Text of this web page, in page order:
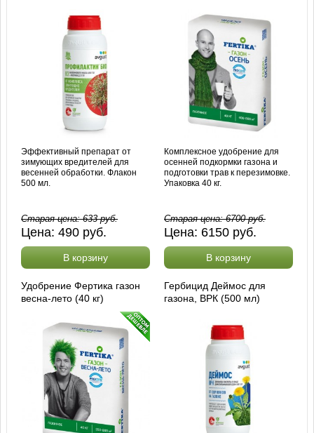
Эффективный препарат от
зимующих вредителей для
весенней обработки. Флакон
500 мл.
Старая цена:633руб.
Цена:490 руб.
В корзину
Комплексное удобрение для
осенней подкормки газона и
подготовки трав к перезимовке.
Упаковка 40 кг.
Старая цена:6700руб.
Цена: 6150 руб.
В корзину
Удобрение Фертика газон
весна-лето (40 кг)
Гербицид Деймос для
газона, ВРК (500 мл)